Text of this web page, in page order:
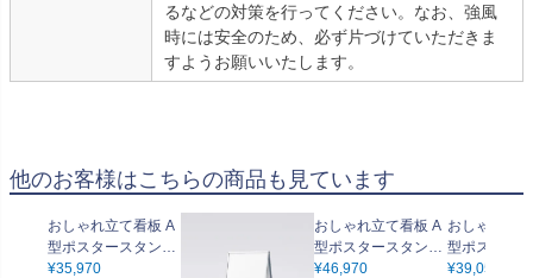
るなどの対策を行ってください。なお、強風
時には安全のため、必ず片づけていただきま
すようお願いいたします。
他のお客様はこちらの商品も見ています
おしゃれ立て看板 A
型ポスタースタンド
片面 シルバーフレー
¥35,970
おしゃれ立て看板 A
型ポスタースタンド
両面 シルバーフレー
¥46,970
おしゃれ立
型ポスター
片面 ブラッ
¥39,050